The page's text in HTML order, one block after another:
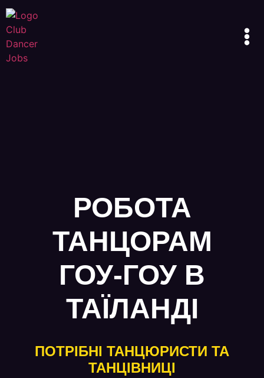
РОБОТА
ТАНЦОРАМ
ГОУ-ГОУ В
ТАЇЛАНДІ
ПОТРІБНІ ТАНЦЮРИСТИ ТА
ТАНЦІВНИЦІ